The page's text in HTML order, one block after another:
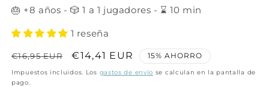
🎂 +8 años - 🎲 1 a 1 jugadores - ⌛ 10 min
1 reseña
Precio
habitual
€16,95 EUR
Precio
de
€14,41 EUR 15% AHORRO
Impuestos incluidos. Los gastos de envío se calculan en la pantalla de
pago.